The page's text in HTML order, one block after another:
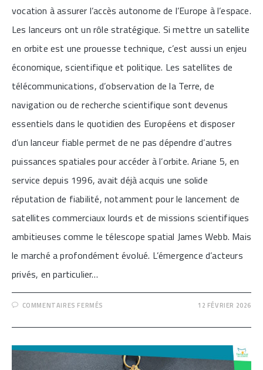
vocation à assurer l’accès autonome de l’Europe à l’espace.
Les lanceurs ont un rôle stratégique. Si mettre un satellite
en orbite est une prouesse technique, c’est aussi un enjeu
économique, scientifique et politique. Les satellites de
télécommunications, d’observation de la Terre, de
navigation ou de recherche scientifique sont devenus
essentiels dans le quotidien des Européens et disposer
d’un lanceur fiable permet de ne pas dépendre d’autres
puissances spatiales pour accéder à l’orbite. Ariane 5, en
service depuis 1996, avait déjà acquis une solide
réputation de fiabilité, notamment pour le lancement de
satellites commerciaux lourds et de missions scientifiques
ambitieuses comme le télescope spatial James Webb. Mais
le marché a profondément évolué. L’émergence d’acteurs
privés, en particulier…
COMMENTAIRES FERMÉS
RÉUSSI
ARIANE
6,
LE
PREMIER
12 FÉVRIER 2026